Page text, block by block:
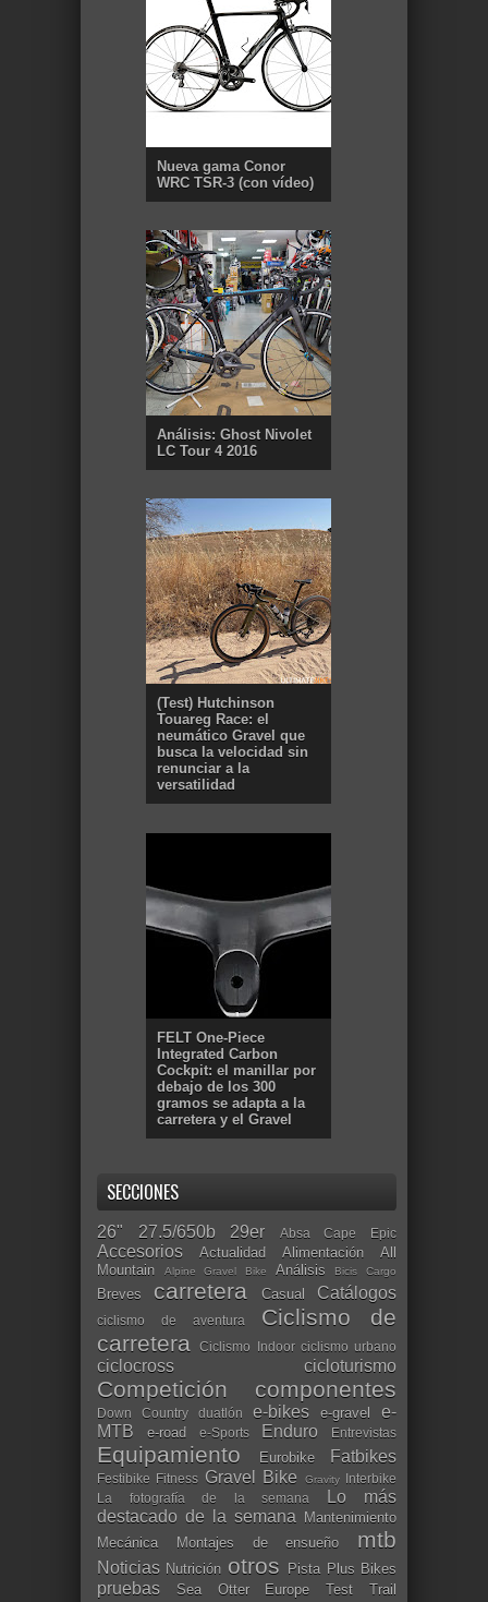
Nueva gama Conor
WRC TSR-3 (con vídeo)
Análisis: Ghost Nivolet
LC Tour 4 2016
(Test) Hutchinson
Touareg Race: el
neumático Gravel que
busca la velocidad sin
renunciar a la
versatilidad
FELT One-Piece
Integrated Carbon
Cockpit: el manillar por
debajo de los 300
gramos se adapta a la
carretera y el Gravel
SECCIONES
26" 27.5/650b 29er Absa Cape Epic
Accesorios Actualidad Alimentación
All
Mountain
Alpine Gravel Bike Análisis Bicis Cargo
Breves carretera Casual Catálogos
ciclismo de aventura
Ciclismo de
carretera
Ciclismo Indoor ciclismo urbano
ciclocross cicloturismo
Competición componentes
Down Country duatlón e-bikes e-gravel
e-
MTB
e-road e-Sports Enduro Entrevistas
Equipamiento Eurobike Fatbikes
Festibike Fitness Gravel Bike Gravity Interbike
La fotografía de la semana
Lo más
destacado de la semana Mantenimiento
Mecánica
Montajes de ensueño mtb
Noticias Nutrición otros Pista Plus Bikes
pruebas Sea Otter Europe Test Trail